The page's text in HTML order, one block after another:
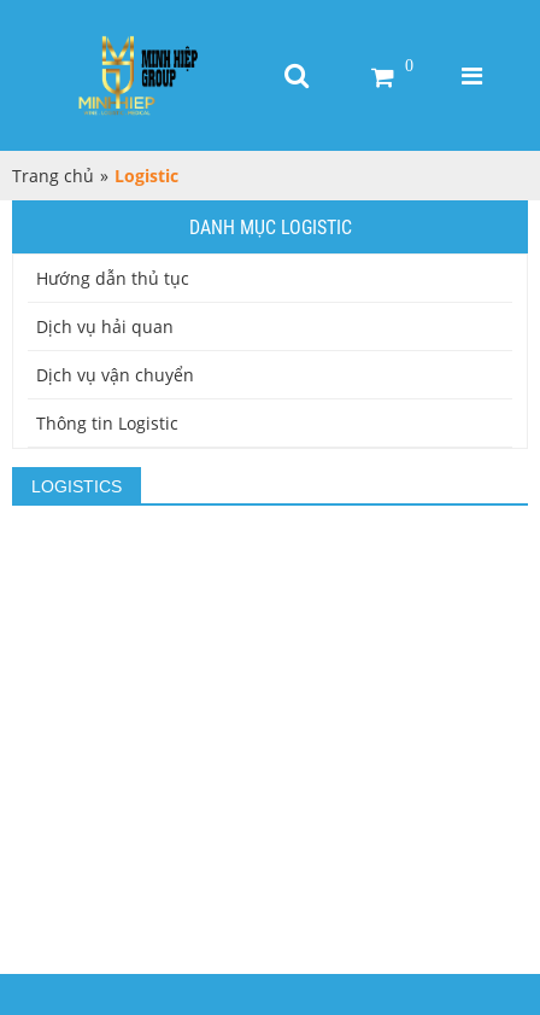
0
Trang chủ » Logistic
DANH MỤC LOGISTIC
Hướng dẫn thủ tục
Dịch vụ hải quan
Dịch vụ vận chuyển
Thông tin Logistic
LOGISTICS